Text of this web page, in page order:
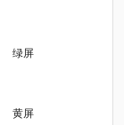
绿屏
黄屏